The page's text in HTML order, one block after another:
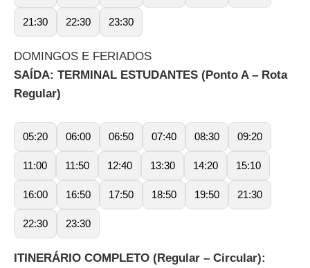
21:30 22:30 23:30
DOMINGOS E FERIADOS
SAÍDA: TERMINAL ESTUDANTES (Ponto A – Rota
Regular)
05:20 06:00 06:50 07:40 08:30 09:20
11:00 11:50 12:40 13:30 14:20 15:10
16:00 16:50 17:50 18:50 19:50 21:30
22:30 23:30
ITINERÁRIO COMPLETO (Regular – Circular):